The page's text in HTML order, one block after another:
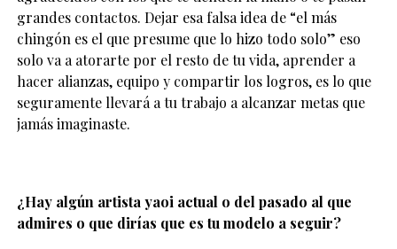
grandes contactos. Dejar esa falsa idea de “el más
chingón es el que presume que lo hizo todo solo” eso
solo va a atorarte por el resto de tu vida, aprender a
hacer alianzas, equipo y compartir los logros, es lo que
seguramente llevará a tu trabajo a alcanzar metas que
jamás imaginaste.
¿Hay algún artista yaoi actual o del pasado al que
admires o que dirías que es tu modelo a seguir?